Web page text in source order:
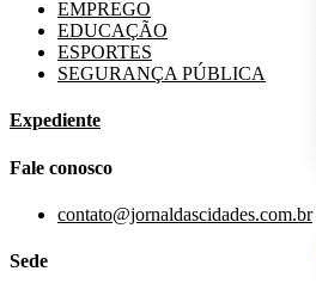
EMPREGO
EDUCAÇÃO
ESPORTES
SEGURANÇA PÚBLICA
Expediente
Fale conosco
contato@jornaldascidades.com.br
Sede